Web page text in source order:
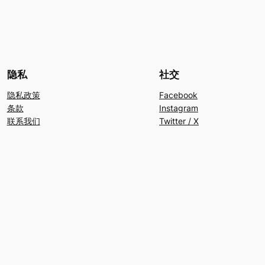
隐私
隐私政策
条款
联系我们
社交
Facebook
Instagram
Twitter / X